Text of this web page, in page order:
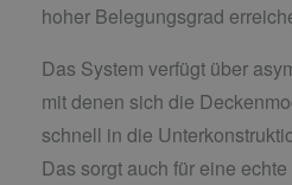
hoher Belegungsgrad
Das System verfügt über
mit denen sich die
schnell in die
Das sorgt auch für eine